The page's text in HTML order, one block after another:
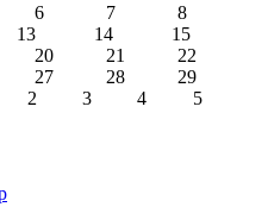
6 7
8
13 14
15
20 21
22
27 28
29
2 3 4 5